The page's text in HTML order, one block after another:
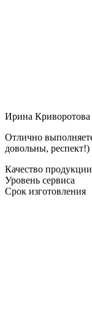
Ирина Криворотова
Отлично
довольны, респект!)
Качество продукции
Уровень сервиса
Срок изготовления